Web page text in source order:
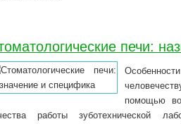
печи:
помощью
работы зуботехнической